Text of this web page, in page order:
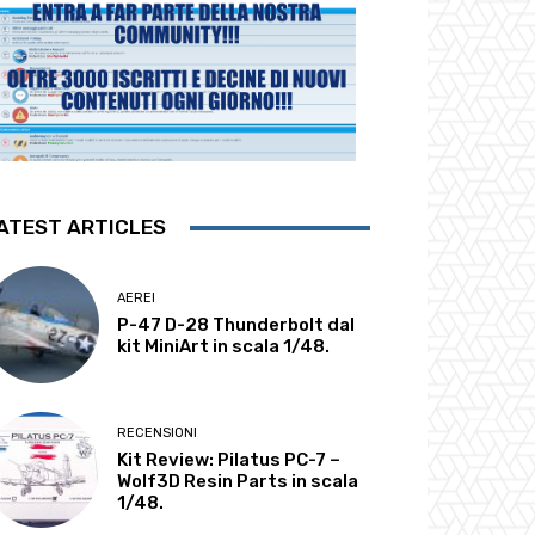
ARTICLES
AEREI
P-47 D-28 Thunderbolt dal
kit MiniArt in scala 1/48.
RECENSIONI
Kit Review: Pilatus PC-7 –
Wolf3D Resin Parts in scala
1/48.